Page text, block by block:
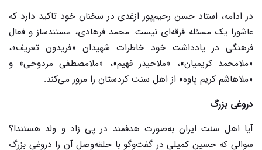
در ادامه، استاد حسن رحیم‌پور ازغدی در سخنان خود تاکید دارد که
عاشورا یک مسئله فرقه‌ای نیست. محمد فرهادی، مستندساز و فعال
فرهنگی در یادداشت خود خاطرات شهیدان «فریدون تعریف»،
«ملامحمد کریمیان»، «ملاحیدر فهیم»، «ملامصطفی مردوخی» و
«ملاهاشم کریم پاوه» از اهل سنت کردستان را مرور می‌کند.
دروغی بزرگ
آیا اهل سنت ایران به‌صورت هدفمند در پی زاد و ولد هستند!؟
سوالی که حسین کمیلی در گفت‌وگو با حلقه‌وصل آن را دروغی بزرگ